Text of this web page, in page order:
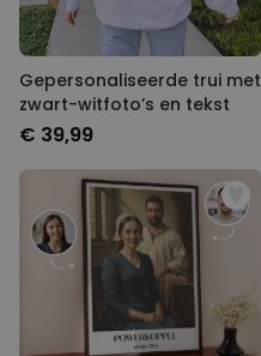
Gepersonaliseerde trui met
zwart-witfoto’s en tekst
€ 39,99